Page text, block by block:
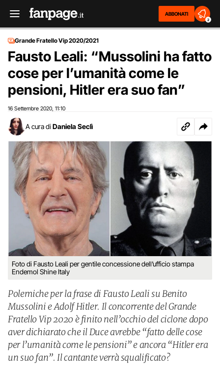
ABBONATI
2
Grande Fratello Vip 2020/2021
Fausto Leali: “Mussolini ha fatto
cose per l’umanità come le
pensioni, Hitler era suo fan”
16 Settembre 2020 11:10
A cura di Daniela Seclì
Foto di Fausto Leali per gentile concessione dell’ufficio stampa
Endemol Shine Italy
Polemiche per la frase di Fausto Leali su Benito
Mussolini e Adolf Hitler. Il concorrente del Grande
Fratello Vip 2020 è finito nell’occhio del ciclone dopo
aver dichiarato che il Duce avrebbe “fatto delle cose
per l’umanità come le pensioni” e ancora “Hitler era
un suo fan”. Il cantante verrà squalificato?